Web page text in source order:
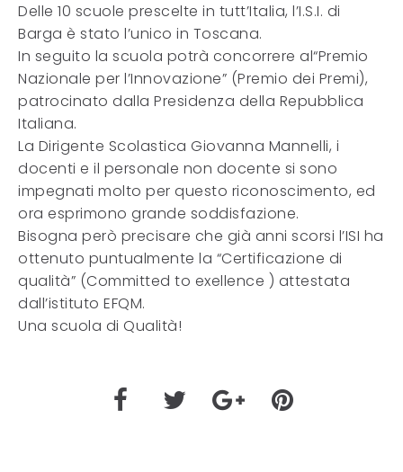
Delle 10 scuole prescelte in tutt’Italia, l’I.S.I. di
Barga è stato l’unico in Toscana.
In seguito la scuola potrà concorrere al“Premio
Nazionale per l’Innovazione” (Premio dei Premi),
patrocinato dalla Presidenza della Repubblica
Italiana.
La Dirigente Scolastica Giovanna Mannelli, i
docenti e il personale non docente si sono
impegnati molto per questo riconoscimento, ed
ora esprimono grande soddisfazione.
Bisogna però precisare che già anni scorsi l’ISI ha
ottenuto puntualmente la “Certificazione di
qualità” (Committed to exellence ) attestata
dall’istituto EFQM.
Una scuola di Qualità!